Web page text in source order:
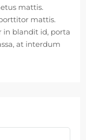
mattis.
mattis.
in blandit id, porta
at interdum